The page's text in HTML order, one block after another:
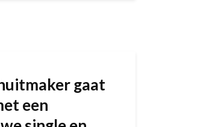
gaat
een